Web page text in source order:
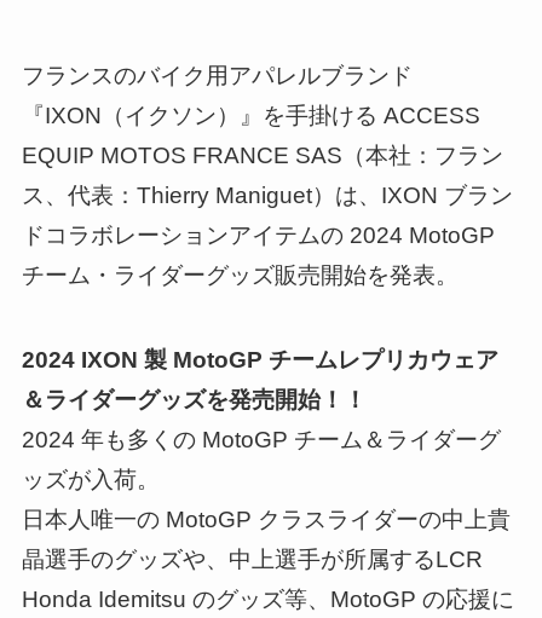
フランスのバイク用アパレルブランド
『IXON（イクソン）』を手掛ける ACCESS
EQUIP MOTOS FRANCE SAS（本社：フラン
ス、代表：Thierry Maniguet）は、IXON ブラン
ドコラボレーションアイテムの 2024 MotoGP
チーム・ライダーグッズ販売開始を発表。
2024 IXON 製 MotoGP チームレプリカウェア
＆ライダーグッズを発売開始！！
2024 年も多くの MotoGP チーム＆ライダーグ
ッズが入荷。
日本人唯一の MotoGP クラスライダーの中上貴
晶選手のグッズや、中上選手が所属するLCR
Honda Idemitsu のグッズ等、MotoGP の応援に